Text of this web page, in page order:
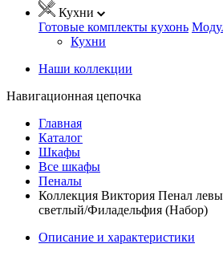
Кухни
Готовые комплекты кухонь
Кухни
Наши коллекции
Навигационная цепочка
Главная
Каталог
Шкафы
Все шкафы
Пеналы
Коллекция Виктория Пенал
светлый/Филадельфия (Набор)
Описание и характеристики